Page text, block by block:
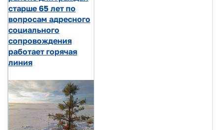
старше 65 лет по
вопросам адресного
социального
сопровождения
работает горячая
линия